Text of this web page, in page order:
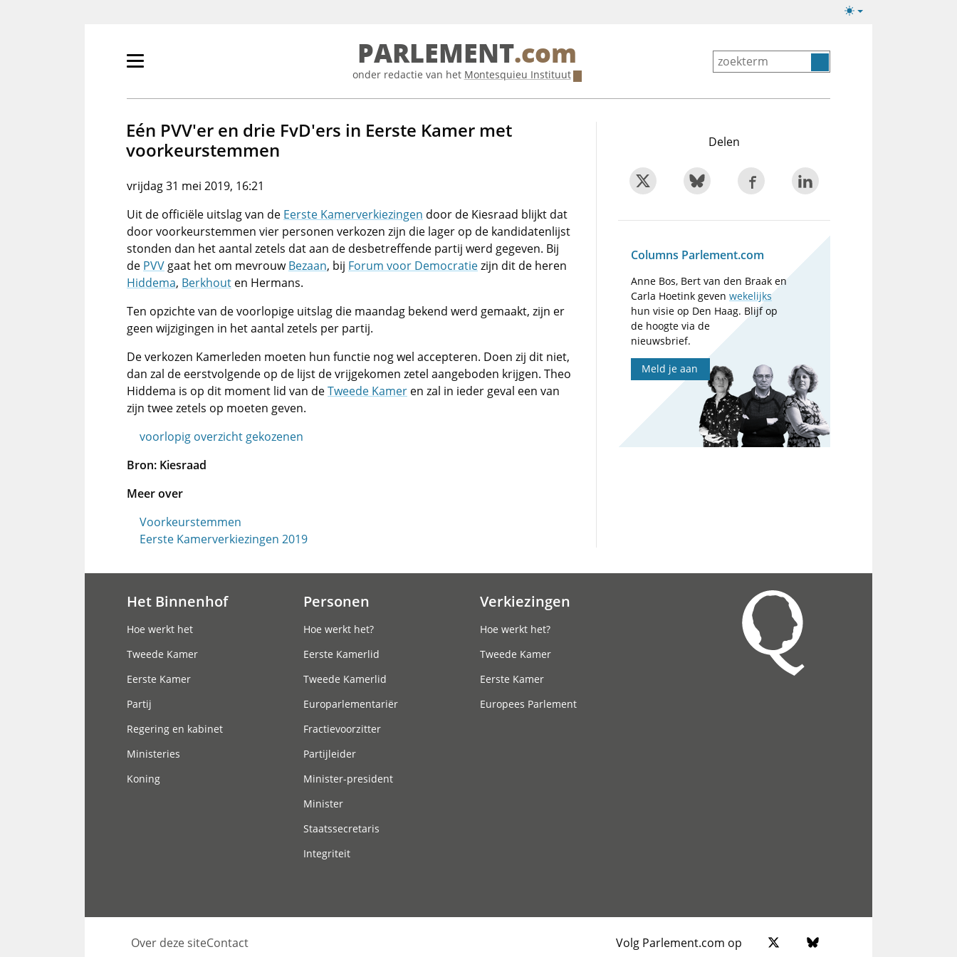
Lichte/donkere
Primair
tonen/verbergen
PARLEMENT.com
onder redactie van het Montesquieu Instituut
Eén PVV'er en drie FvD'ers in Eerste Kamer met
voorkeurstemmen
vrijdag 31 mei 2019, 16:21
Uit de officiële uitslag van de Eerste Kamerverkiezingen door de Kiesraad blijkt dat
door voorkeurstemmen vier personen verkozen zijn die lager op de kandidatenlijst
stonden dan het aantal zetels dat aan de desbetreffende partij werd gegeven. Bij
de PVV gaat het om mevrouwBezaan, bij Forum voor Democratiezijn dit de heren
Hiddema, Berkhout en Hermans.
Ten opzichte van de voorlopige uitslag die maandag bekend werd gemaakt, zijn er
geen wijzigingen in het aantal zetels per partij.
De verkozen Kamerleden moeten hun functie nog wel accepteren. Doen zij dit niet,
dan zal de eerstvolgende op de lijst de vrijgekomen zetel aangeboden krijgen. Theo
Hiddema is op dit moment lid van deTweede Kamer en zal in ieder geval een van
zijn twee zetels op moeten geven.
voorlopig overzicht gekozenen
Bron: Kiesraad
Meer over
Voorkeurstemmen
Eerste Kamerverkiezingen 2019
Delen
Columns Parlement.com
Anne Bos, Bert van den Braak en
Carla Hoetink gevenwekelijks
hun visie op Den Haag. Blijf op
de hoogte via de
nieuwsbrief.
Meld je aan
Het Binnenhof
Hoe werkt het
Tweede Kamer
Eerste Kamer
Partij
Regering en kabinet
Ministeries
Koning
Personen
Hoe werkt het?
Eerste Kamerlid
Tweede Kamerlid
Europarlementariër
Fractievoorzitter
Partijleider
Minister-president
Minister
Staatssecretaris
Integriteit
Verkiezingen
Hoe werkt het?
Tweede Kamer
Eerste Kamer
Europees Parlement
Over deze siteContact Volg Parlement.com op